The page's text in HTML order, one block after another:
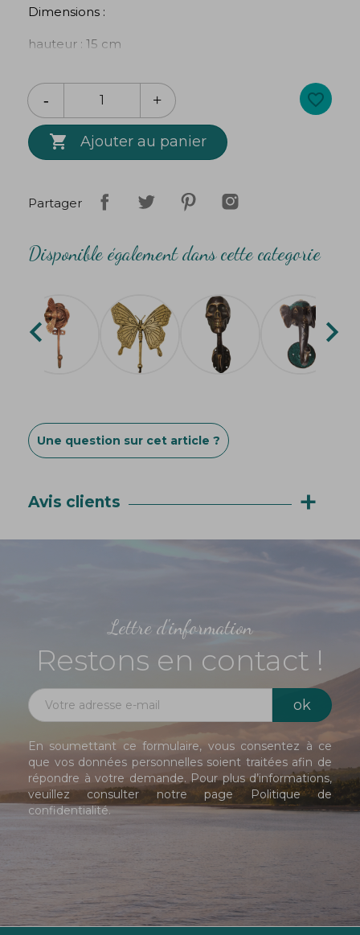
Dimensions :
hauteur : 15 cm
Epaisseur : 3 cm
poids : 145 gr
 Ajouter au panier
favorite_border
Partager
Disponible également dans cette categorie
 
Une question sur cet article ?
Avis clients +
Lettre d'information
Restons en contact !
En soumettant ce formulaire, vous consentez à ce
que vos données personnelles soient traitées afin de
répondre à votre demande. Pour plus d’informations,
veuillez consulter notre page Politique de
confidentialité.